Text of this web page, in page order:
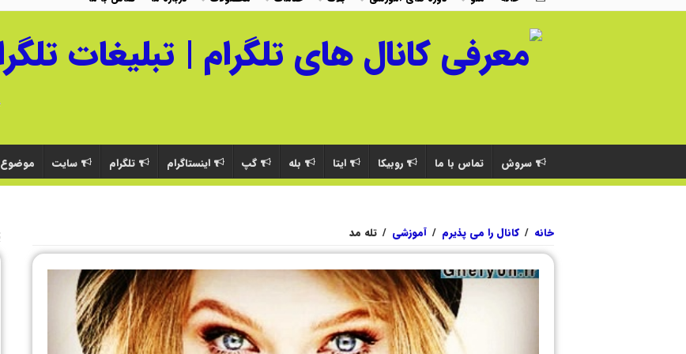
سروش تماس با ما روبیکا ایتا بله گپ اینستاگرام تلگرام سایت موضوع
خانه / کانال را می پذیرم / آموزشی / تله مد